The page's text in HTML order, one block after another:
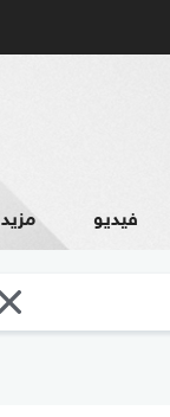
فيديو مزيد